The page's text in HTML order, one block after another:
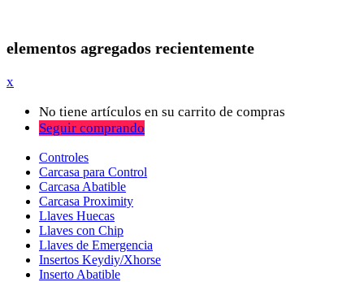
elementos agregados recientemente
x
No tiene artículos en su carrito de compras
Seguir comprando
Controles
Carcasa para Control
Carcasa Abatible
Carcasa Proximity
Llaves Huecas
Llaves con Chip
Llaves de Emergencia
Insertos Keydiy/Xhorse
Inserto Abatible